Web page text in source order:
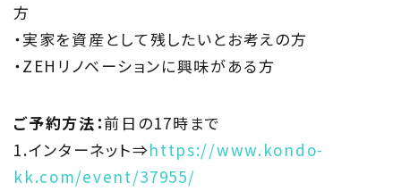
じゅう mado
方
・実家を資産として残したいとお考えの方
・ZEHリノベーションに興味がある方
ご予約方法：前日の17時まで
1.インターネット⇒https://www.kondo-
kk.com/event/37955/